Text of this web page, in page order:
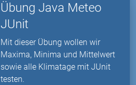
Übung Java Meteo
JUnit
Mit dieser Übung wollen wir
Maxima, Minima und Mittelwert
sowie alle Klimatage mit JUnit
testen.